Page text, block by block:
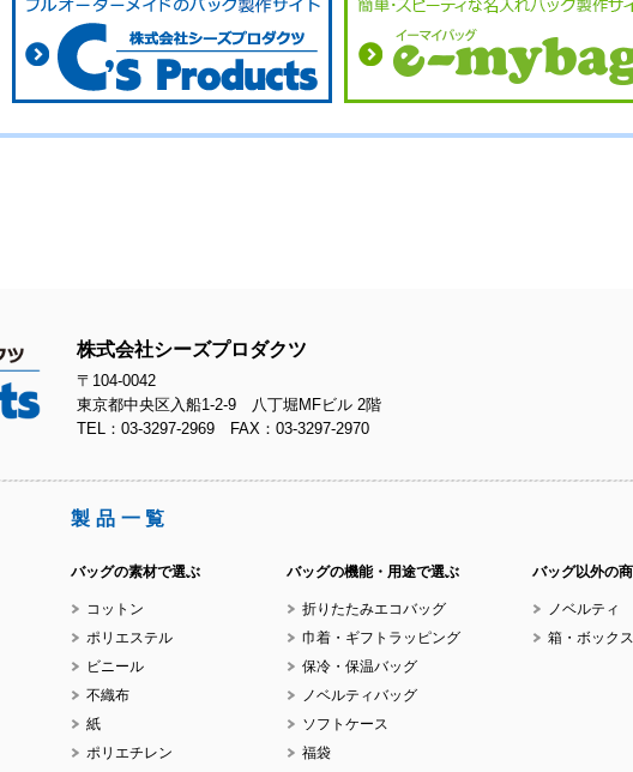
株式会社シーズプロダクツ
〒104-0042
東京都中央区入船1-2-9 八丁堀MFビル 2階
TEL：03-3297-2969 FAX：03-3297-2970
製品一覧
バッグの素材で選ぶ
コットン
ポリエステル
ビニール
不織布
紙
ポリエチレン
バッグの機能・用途で選ぶ
折りたたみエコバッグ
巾着・ギフトラッピング
保冷・保温バッグ
ノベルティバッグ
ソフトケース
福袋
バッグ以外の
ノベルティ
箱・ボックス